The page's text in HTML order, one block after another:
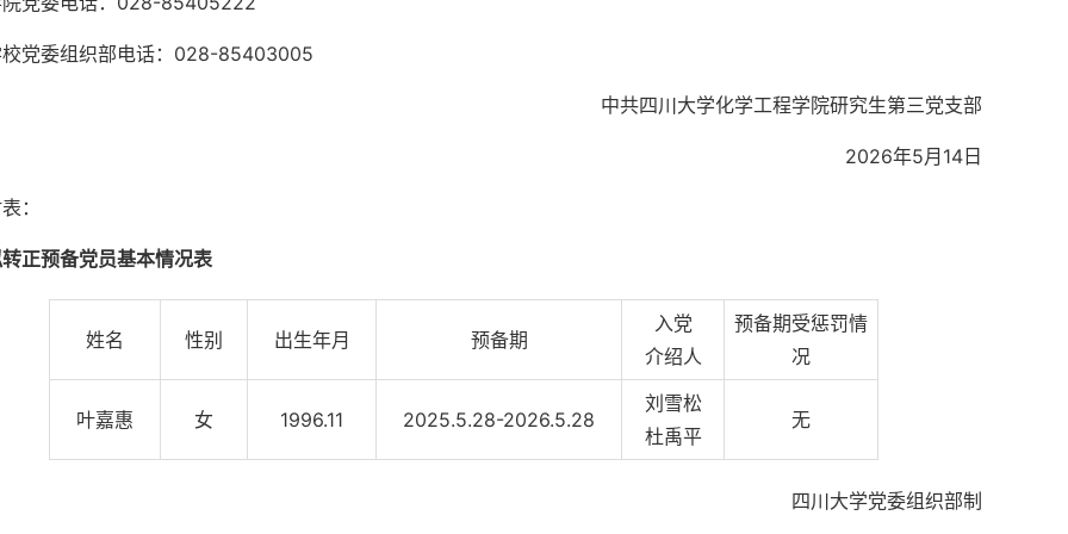
党委组织部电话：028-85403005
中共四川大学化学工程学院研究生第三党支部
2026年5月14日
：
正预备党员基本情况表
姓名 性别 出生年月 预备期
入党
介绍人
预备期受惩罚情
况
叶嘉惠 女 1996.11 2025.5.28-2026.5.28
刘雪松
杜禹平
无
四川大学党委组织部制